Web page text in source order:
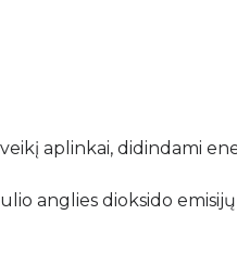
aplinkai, didindami
anglies dioksido